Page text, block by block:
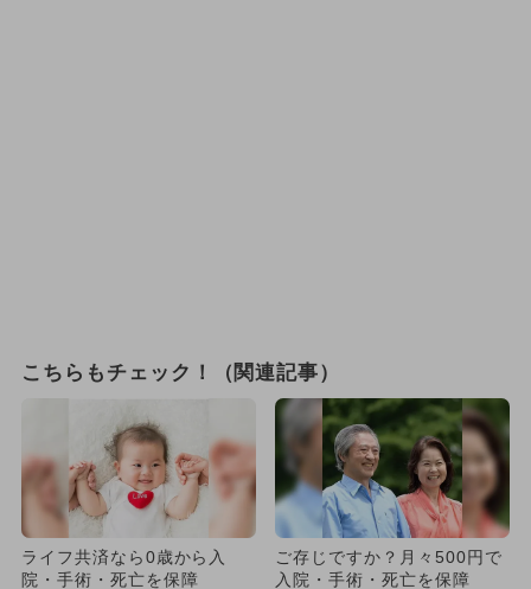
こちらもチェック！（関連記事）
ライフ共済なら0歳から入
院・手術・死亡を保障
ご存じですか？月々500円で
入院・手術・死亡を保障